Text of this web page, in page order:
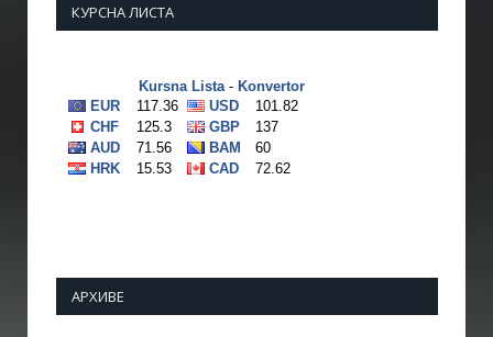
КУРСНА ЛИСТА
АРХИВЕ